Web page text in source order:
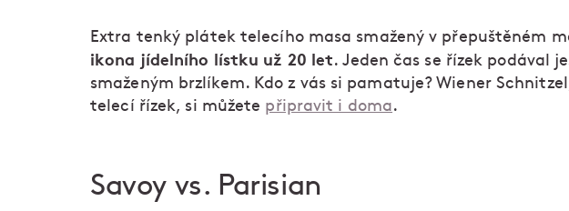
Extra tenký plátek telecího masa smažený v přepuštěném
ikona jídelního lístku už 20 let. Jeden čas se řízek podával
smaženým brzlíkem. Kdo z vás si pamatuje? Wiener
telecí řízek, si můžete připravit i doma.
Savoy vs. Parisian